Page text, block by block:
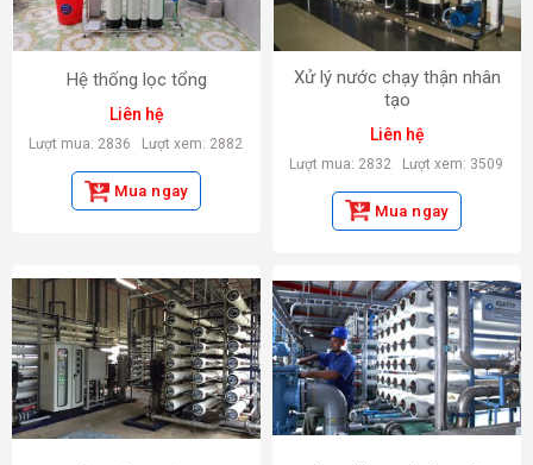
Hệ thống lọc tổng
Liên hệ
Lượt mua: 2836 Lượt xem: 2882
Mua ngay
Xử lý nước chạy thận nhân
tạo
Liên hệ
Lượt mua: 2832 Lượt xem: 3509
Mua ngay